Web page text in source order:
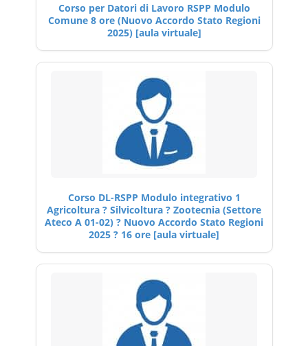
Corso per Datori di Lavoro RSPP Modulo
Comune 8 ore (Nuovo Accordo Stato Regioni
2025) [aula virtuale]
Corso DL-RSPP Modulo integrativo 1
Agricoltura ? Silvicoltura ? Zootecnia (Settore
Ateco A 01-02) ? Nuovo Accordo Stato Regioni
2025 ? 16 ore [aula virtuale]